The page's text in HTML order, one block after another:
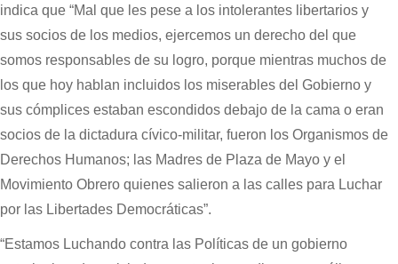
indica que “Mal que les pese a los intolerantes libertarios y
sus socios de los medios, ejercemos un derecho del que
somos responsables de su logro, porque mientras muchos de
los que hoy hablan incluidos los miserables del Gobierno y
sus cómplices estaban escondidos debajo de la cama o eran
socios de la dictadura cívico-militar, fueron los Organismos de
Derechos Humanos; las Madres de Plaza de Mayo y el
Movimiento Obrero quienes salieron a las calles para Luchar
por las Libertades Democráticas”.
“Estamos Luchando contra las Políticas de un gobierno